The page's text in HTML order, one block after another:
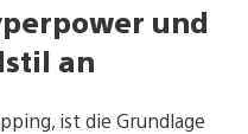
und
an
ist die Grundlage